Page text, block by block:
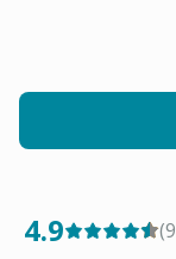
4.9 (9